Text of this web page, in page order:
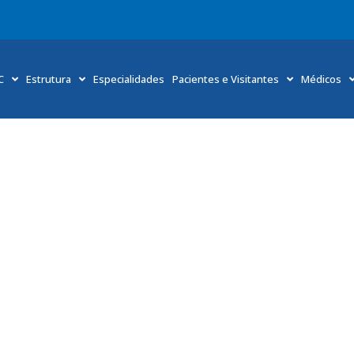
Estrutura Especialidades Pacientes e Visitantes Médicos